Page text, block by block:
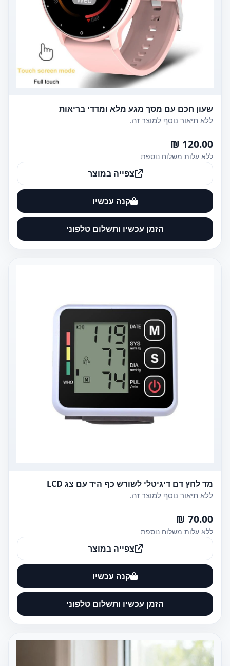
שעון חכם עם מסך מגע מלא ומדדי בריאות
ללא תיאור נוסף למוצר זה.
120.00 ₪
ללא עלות משלוח נוספת
צפייה במוצר
קנה עכשיו
הזמן עכשיו ותשלום טלפוני
מד לחץ דם דיגיטלי לשורש כף היד עם צג LCD
ללא תיאור נוסף למוצר זה.
70.00 ₪
ללא עלות משלוח נוספת
צפייה במוצר
קנה עכשיו
הזמן עכשיו ותשלום טלפוני